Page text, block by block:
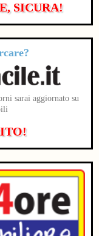
SICURA!
sarai aggiornato su